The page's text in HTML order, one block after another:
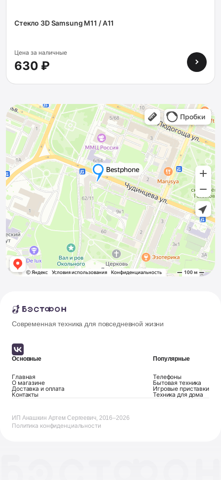
Стекло 3D Samsung M11 / A11
Цена за наличные
630 ₽
Современная техника для повседневной жизни
Основные
Главная
О магазине
Доставка и оплата
Контакты
Популярные
Телефоны
Бытовая техника
Игровые приставки
Техника для дома
ИП Анашкин Артем Сергеевич, 2016–2026
Политика конфиденциальности